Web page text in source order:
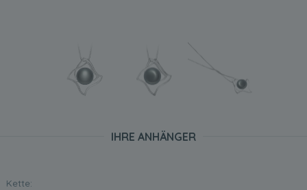
IHRE ANHÄNGER
Kette: